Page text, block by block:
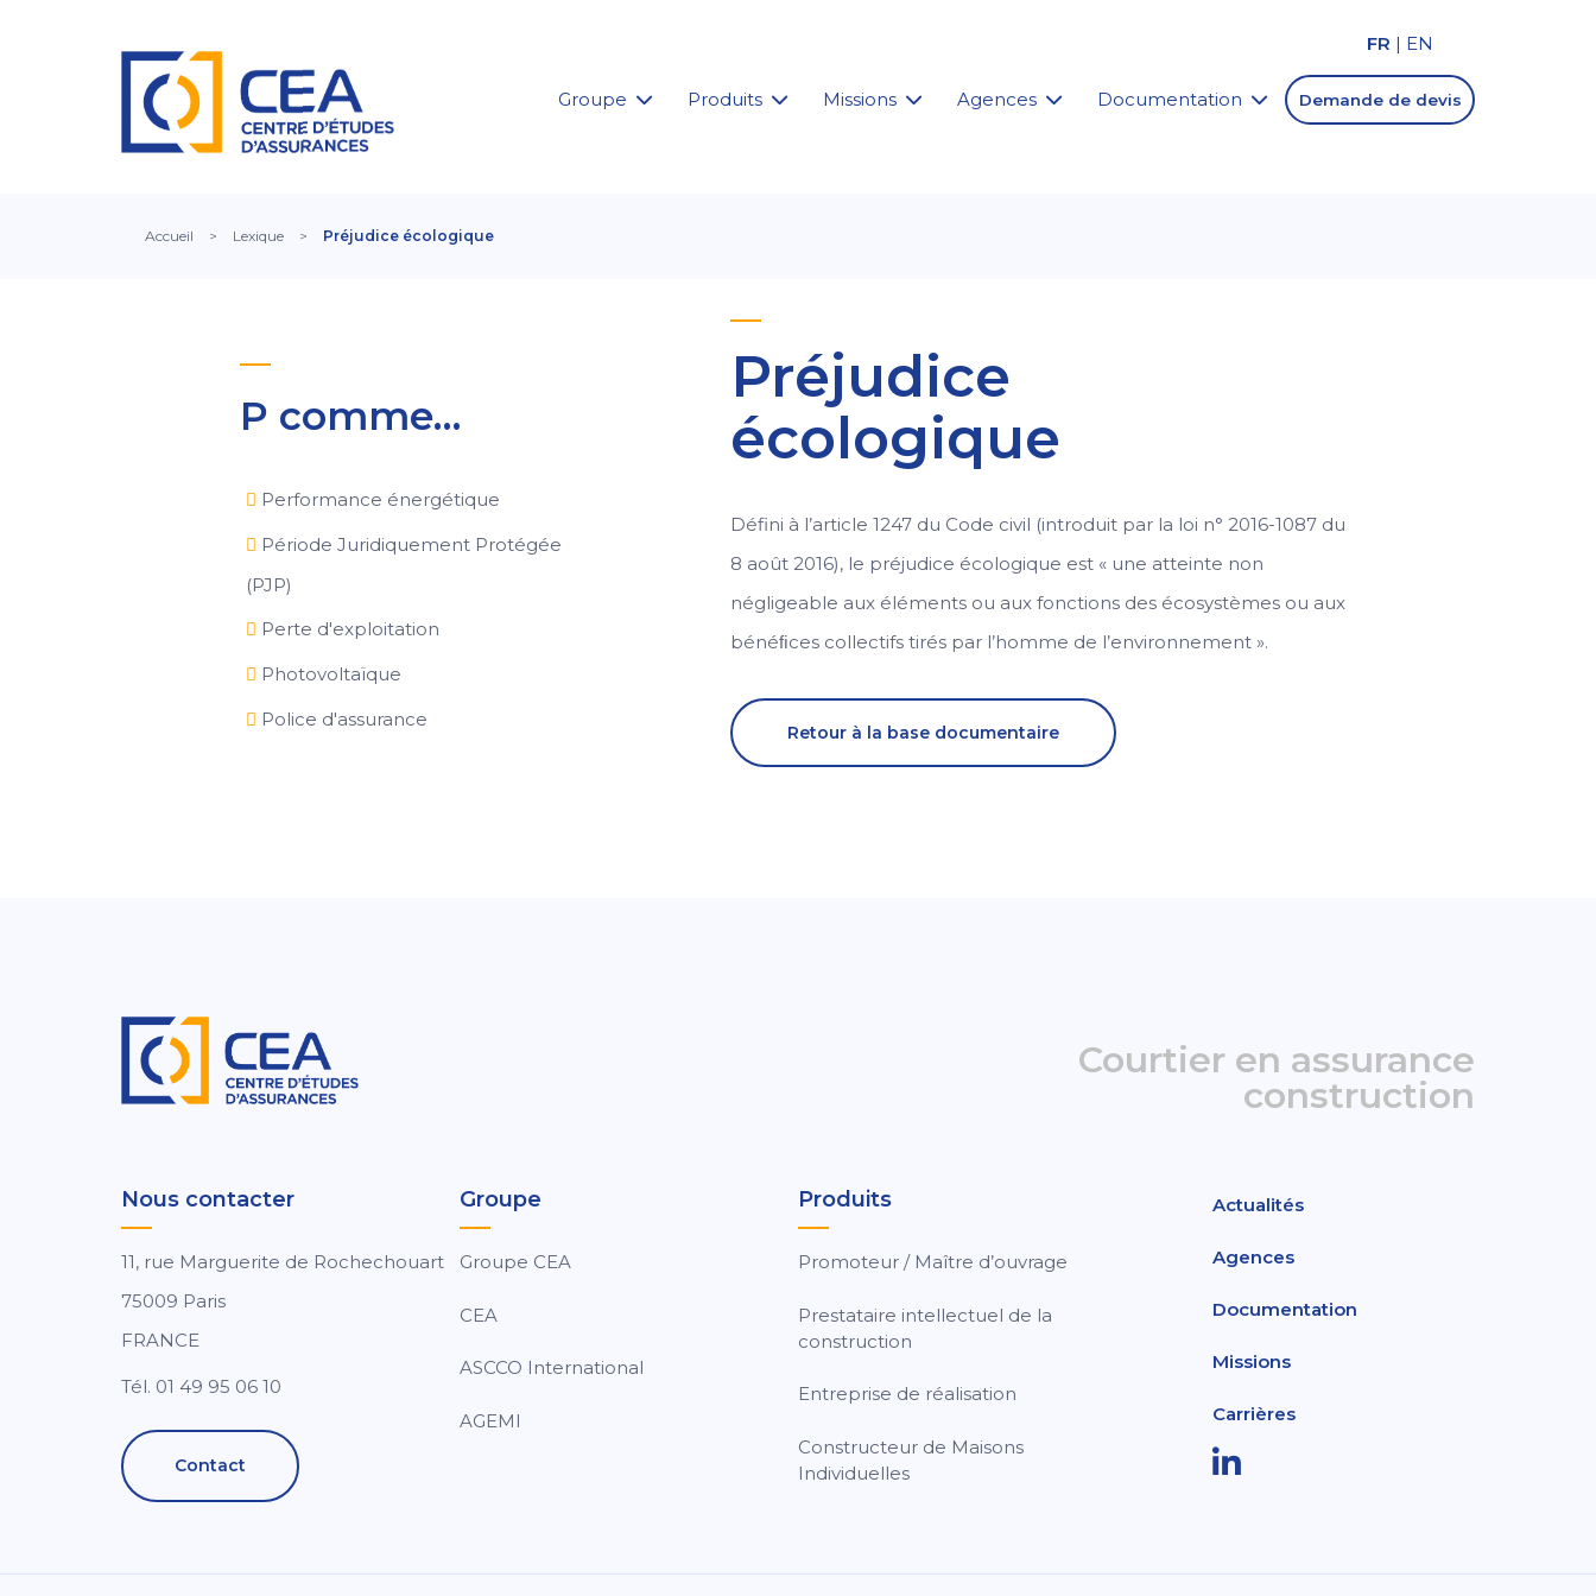
FR | EN
Groupe Produits Missions Agences Documentation Demande de devis
Accueil > Lexique > Préjudice écologique
Préjudice
écologique
Défini à l’article 1247 du Code civil (introduit par la loi n° 2016-1087 du
8 août 2016), le préjudice écologique est « une atteinte non
négligeable aux éléments ou aux fonctions des écosystèmes ou aux
bénéﬁces collectifs tirés par l’homme de l’environnement ».
Retour à la base documentaire
P comme…
Performance énergétique
Période Juridiquement Protégée
(PJP)
Perte d'exploitation
Photovoltaïque
Police d'assurance
Courtier en assurance
construction
Nous contacter
11, rue Marguerite de Rochechouart
75009 Paris
FRANCE
Tél. 01 49 95 06 10
Contact
Groupe
Groupe CEA
CEA
ASCCO International
AGEMI
Produits
Promoteur / Maître d’ouvrage
Prestataire intellectuel de la
construction
Entreprise de réalisation
Constructeur de Maisons
Individuelles
Actualités
Agences
Documentation
Missions
Carrières